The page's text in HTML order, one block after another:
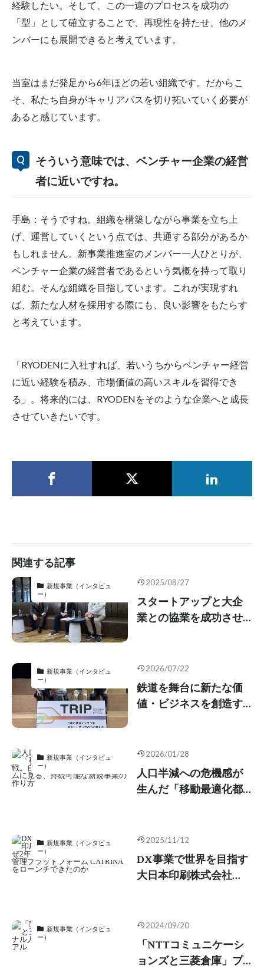
経験したい。そして、この一連のプロセスを成功の
「型」として確立することで、再現性を持たせ、他のメ
ンバーにも展開できると考えています。
当室はまだ発足から6年ほどの若い組織です。だからこ
そ、私たち自身がキャリアパスを切り拓いていく必要が
あると感じています。
そういう意味では、ベンチャー企業の経営
者に近いですね。
手島：そうですね。組織を構築しながら事業を立ち上
げ、運営していくという点では、共通する部分があるか
もしれません。新事業推進室のメンバー一人ひとりが、
ベンチャー企業の経営者であるという気概を持って取り
組む。そんな組織を目指しています。これが実現すれ
ば、新たな人材を採用する際にも、良い影響をもたらす
と考えています。
「RYODENに入社すれば、若いうちからベンチャー経営
に近い経験を積み、市場価値の高いスキルを習得でき
る」。将来的には、RYODENをそのような企業へと成長
させていきたいです。
関連する記事
新規事業（インタビュ
ー）
2025/08/27
スタートアップと大企
業との協業を成功させ
新規事業（インタビュ
ー）
2026/07/22
鉄道を舞台に新たな価
値・ビジネスを創造す
新規事業（インタビュ
ー）
2026/01/28
人口半減への危機感が
生んだ「移動最適化都
に見る、持続可能な新
規事業の作り方
新規事業（インタビュ
ー）
2025/11/12
DX事業で世界を目指す
大日本印刷株式会社
ID管理プラットフォー
ム CATRINAをローンチ
できたのか
新規事業（インタビュ
ー）
2024/09/20
「NTTコミュニケーシ
ョンズと三菱倉庫」プ